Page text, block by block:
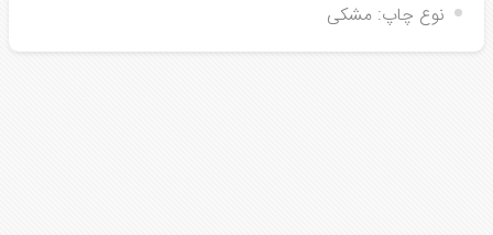
نوع چاپ: مشکی